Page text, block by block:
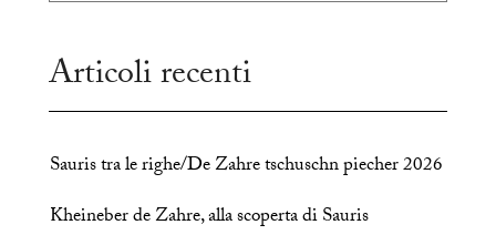
Articoli recenti
Sauris tra le righe/De Zahre tschuschn piecher 2026
Kheineber de Zahre, alla scoperta di Sauris